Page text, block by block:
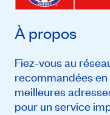
À propos
Fiez-vous au
recommandées
meilleures
pour un service